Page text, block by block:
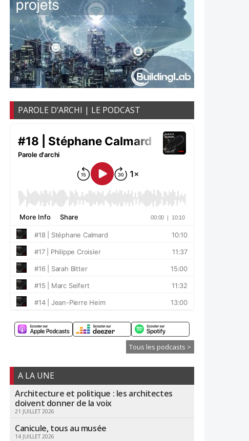
PAROLE D’ARCHI | LE PODCAST
Tous les podcasts >
A LA UNE
Architecture et politique : les architectes
doivent donner de la voix
21 JUILLET 2026
Canicule, tous au musée
14 JUILLET 2026